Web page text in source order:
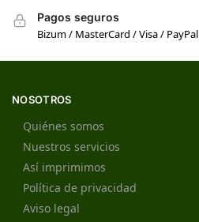
Pagos seguros
Bizum / MasterCard / Visa / PayPal
NOSOTROS
Quiénes somos
Nuestros servicios
Así imprimimos
Política de privacidad
Aviso legal